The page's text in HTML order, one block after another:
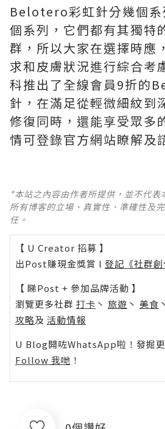
Belotero彩虹針分幾個系
個系列，它們都有其獨特
群，所以大家在選擇時應
求和皮膚狀況進行綜合考
科推出了全線會員9折的
針，在滿足從輕微細紋到
修復同時，還能享受眾多
情可登錄官方網站瞭解及
*本站之內容由作者所提供，並不代
所有博客的立場、真實性、準確性及
任。
【 U Creator 招募 】
出Post賺現金獎賞 l 登記《社群創
【 睇Post + 參加品牌活動 】
瀏覽更多社群 打卡 丶 旅遊 丶 美食 丶
攻略及 活動情報
U Blog開咗WhatsApp啦！發掘更
Follow 我哋 ！